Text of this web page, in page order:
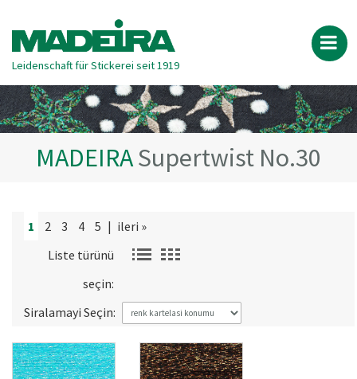
Leidenschaft für Stickerei seit 1919
MADEIRASupertwist No.30
1 2 3 4 5 | ileri »
Liste türünü
seçin:
Siralamayi Seçin: